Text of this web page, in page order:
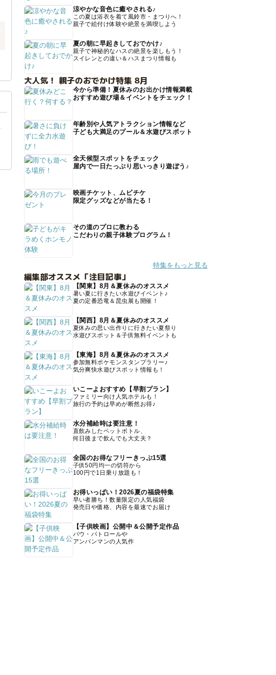
涼やかな音色に癒やされる♪
この夏は浴衣を着て風鈴市・まつりへ！
親子で絵付け体験や絶景を満喫しよう
夏の朝に早起きしておでかけ♪
親子で神秘的なハスの絶景を楽しもう！
スイレンとの違い＆ハスまつり情報も
大人気！ 親子のおでかけ特集 8月
今から準備！夏休みのお出かけ情報満載
おすすめ遊び場＆イベントをチェック！
年齢別や人気アトラクション情報など
子ども大満足のプール＆水遊びスポット
全天候型スポットをチェック
屋内で一日たっぷり思いっきり遊ぼう♪
映画チケット、ムビチケ
限定グッズなどが当たる！
その道のプロに教わる
こだわりの親子体験プログラム！
特集をもっと見る
編集部オススメ「注目記事」
【関東】8月＆夏休みのオススメ
暑い夏に行きたい水遊びイベント♪
夏の定番恐竜＆昆虫展も開催！
【関西】8月＆夏休みのオススメ
夏休みの思い出作りに行きたい夏祭り
水遊びスポット＆子供無料イベントも
【東海】8月＆夏休みのオススメ
参加無料ポケモンスタンプラリー♪
気分爽快水遊びスポット情報も！
いこーよおすすめ【早割プラン】
ファミリー向け人気ホテルも！
旅行の予約は早めが断然お得♪
水分補給時は要注意！
直飲みしたペットボトル、
何日後まで飲んでも大丈夫？
全国のお得なフリーきっぷ15選
子供50円均一の切符から
100円で1日乗り放題も！
お得いっぱい！2026夏の福袋特集
早い者勝ち！数量限定の人気福袋
発売日や価格、内容を最速でお届け
【子供映画】公開中＆公開予定作品
パウ・パトロールや
アンパンマンの人気作